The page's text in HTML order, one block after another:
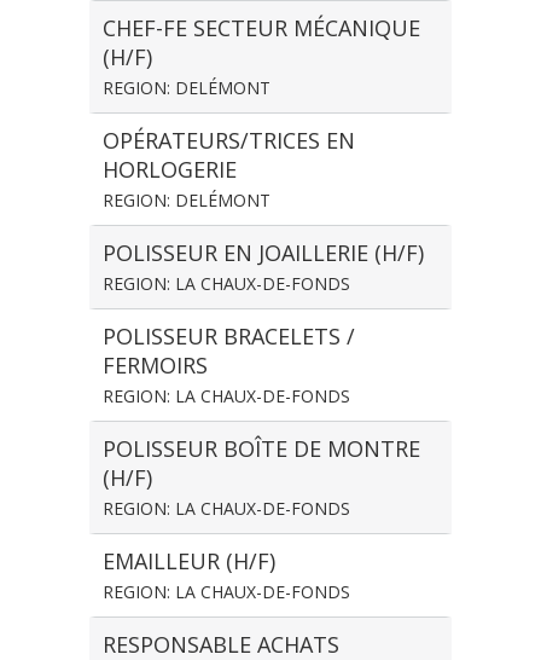
CHEF-FE SECTEUR MÉCANIQUE
(H/F)
REGION: DELÉMONT
OPÉRATEURS/TRICES EN
HORLOGERIE
REGION: DELÉMONT
POLISSEUR EN JOAILLERIE (H/F)
REGION: LA CHAUX-DE-FONDS
POLISSEUR BRACELETS /
FERMOIRS
REGION: LA CHAUX-DE-FONDS
POLISSEUR BOÎTE DE MONTRE
(H/F)
REGION: LA CHAUX-DE-FONDS
EMAILLEUR (H/F)
REGION: LA CHAUX-DE-FONDS
RESPONSABLE ACHATS